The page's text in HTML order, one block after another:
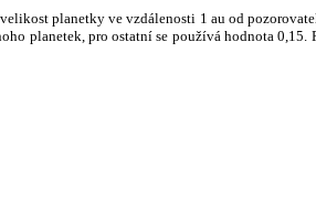
planetky ve vzdálenosti 1 au od
planetek, pro ostatní se používá hodnota 0,15.